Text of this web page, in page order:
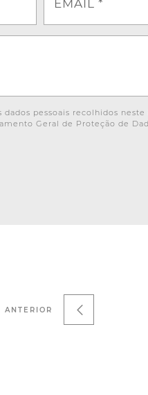
EMAIL *
pessoais recolhidos
Geral de Proteção de
ANTERIOR